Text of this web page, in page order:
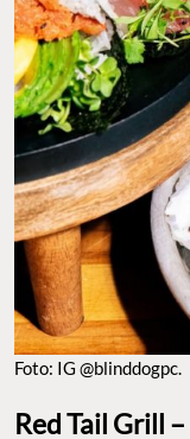
Foto: IG @blinddogpc.
Red Tail Grill